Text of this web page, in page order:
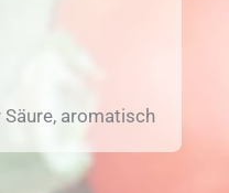
aromatisch